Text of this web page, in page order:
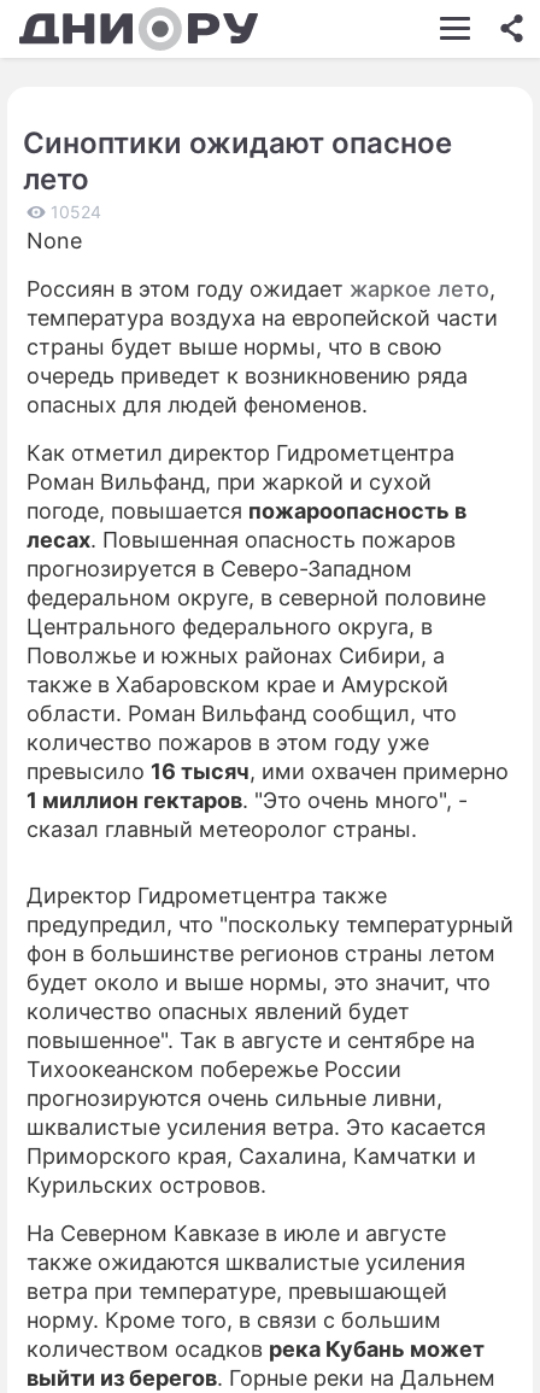
ШОУ-БИЗНЕС
КИНО
ЭКОНОМИКА
ПРОИСШЕСТВИЯ
СЕРИАЛЫ
ИГРЫ
ПРЕСС-РЕЛИЗЫ
О ПРОЕКТЕ
Синоптики ожидают опасное
лето
10524
None
Россиян в этом году ожидает жаркое лето,
температура воздуха на европейской части
страны будет выше нормы, что в свою
очередь приведет к возникновению ряда
опасных для людей феноменов.
Как отметил директор Гидрометцентра
Роман Вильфанд, при жаркой и сухой
погоде, повышается пожароопасность в
лесах. Повышенная опасность пожаров
прогнозируется в Северо-Западном
федеральном округе, в северной половине
Центрального федерального округа, в
Поволжье и южных районах Сибири, а
также в Хабаровском крае и Амурской
области. Роман Вильфанд сообщил, что
количество пожаров в этом году уже
превысило 16 тысяч, ими охвачен примерно
1 миллион гектаров. "Это очень много", -
сказал главный метеоролог страны.
Директор Гидрометцентра также
предупредил, что "поскольку температурный
фон в большинстве регионов страны летом
будет около и выше нормы, это значит, что
количество опасных явлений будет
повышенное". Так в августе и сентябре на
Тихоокеанском побережье России
прогнозируются очень сильные ливни,
шквалистые усиления ветра. Это касается
Приморского края, Сахалина, Камчатки и
Курильских островов.
На Северном Кавказе в июле и августе
также ожидаются шквалистые усиления
ветра при температуре, превышающей
норму. Кроме того, в связи с большим
количеством осадков река Кубань может
выйти из берегов. Горные реки на Дальнем